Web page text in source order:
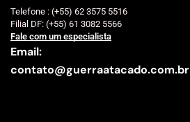
Telefone : (+55) 62 3575 5516
Filial DF: (+55) 61 3082 5566
Fale com um especialista
Email:
contato@guerraatacado.com.br